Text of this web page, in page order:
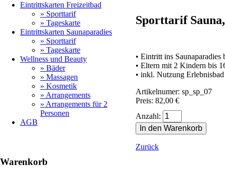
Eintrittskarten Freizeitbad
» Sporttarif
» Tageskarte
Eintrittskarten Saunaparadies
» Sporttarif
» Tageskarte
Wellness und Beauty
» Bäder
» Massagen
» Kosmetik
» Arrangements
» Arrangements für 2
Personen
AGB
Warenkorb
Sporttarif
• Eintritt ins
• Eltern mit 2 Kindern bis
• inkl. Nutzung Erlebnisbad
Artikelnumer: sp_sp_07
Preis: 82,00 €
Anzahl:
Zurück